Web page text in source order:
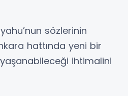
sözlerinin
hattında yeni bir
ihtimalini